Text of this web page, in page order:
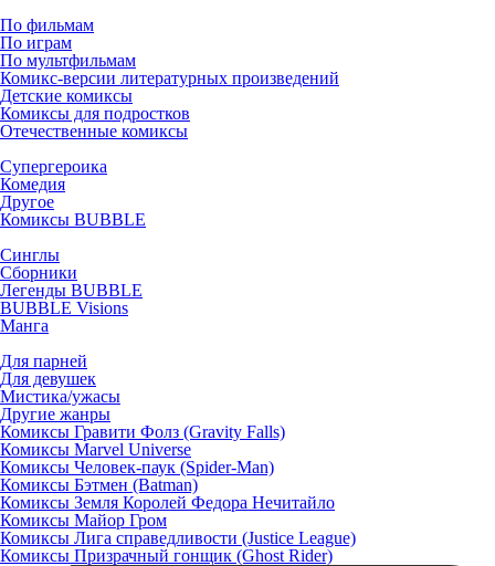
По фильмам
По играм
По мультфильмам
Комикс-версии литературных произведений
Детские комиксы
Комиксы для подростков
Отечественные комиксы
Супергероика
Комедия
Другое
Комиксы BUBBLE
Синглы
Сборники
Легенды BUBBLE
BUBBLE Visions
Манга
Для парней
Для девушек
Мистика/ужасы
Другие жанры
Комиксы Гравити Фолз (Gravity Falls)
Комиксы Marvel Universe
Комиксы Человек-паук (Spider-Man)
Комиксы Бэтмен (Batman)
Комиксы Земля Королей Федора Нечитайло
Комиксы Майор Гром
Комиксы Лига справедливости (Justice League)
Комиксы Призрачный гонщик (Ghost Rider)